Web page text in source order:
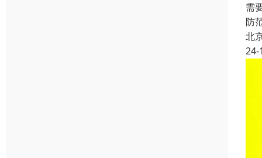
需
防
北
24-